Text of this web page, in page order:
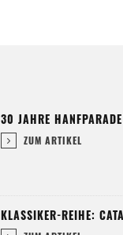
30 JAHRE HANFPARADE
ZUM ARTIKEL
KLASSIKER-REIHE: